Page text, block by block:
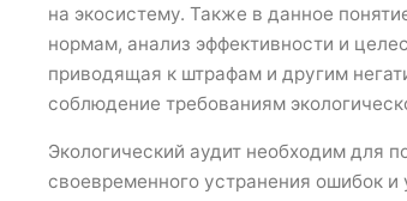
на экосистему. Также в данное
нормам, анализ эффективности и
приводящая к штрафам и другим
соблюдение требованиям
Экологический аудит необходим для
своевременного устранения ошибок и